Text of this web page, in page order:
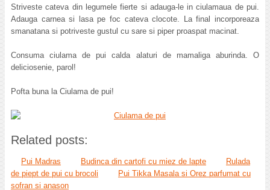
Striveste cateva din legumele fierte si adauga-le in ciulamaua de pui.
Adauga carnea si lasa pe foc cateva clocote. La final incorporeaza
smanatana si potriveste gustul cu sare si piper proaspat macinat.
Consuma ciulama de pui calda alaturi de mamaliga aburinda. O
deliciosenie, parol!
Pofta buna la Ciulama de pui!
Related posts:
Pui Madras Budinca din cartofi cu miez de lapte
Rulada
de piept de pui cu brocoli
Pui Tikka Masala si Orez parfumat cu
sofran si anason